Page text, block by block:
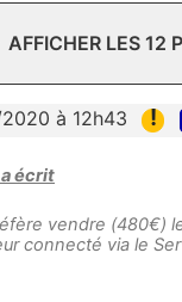
AFFICHER LES 12
à 12h43 !
écrit
vendre (480€)
connecté via le